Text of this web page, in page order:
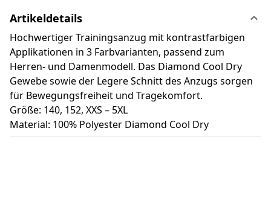
Artikeldetails
Hochwertiger Trainingsanzug mit kontrastfarbigen
Applikationen in 3 Farbvarianten, passend zum
Herren- und Damenmodell. Das Diamond Cool Dry
Gewebe sowie der Legere Schnitt des Anzugs sorgen
für Bewegungsfreiheit und Tragekomfort.
Größe: 140, 152, XXS – 5XL
Material: 100% Polyester Diamond Cool Dry